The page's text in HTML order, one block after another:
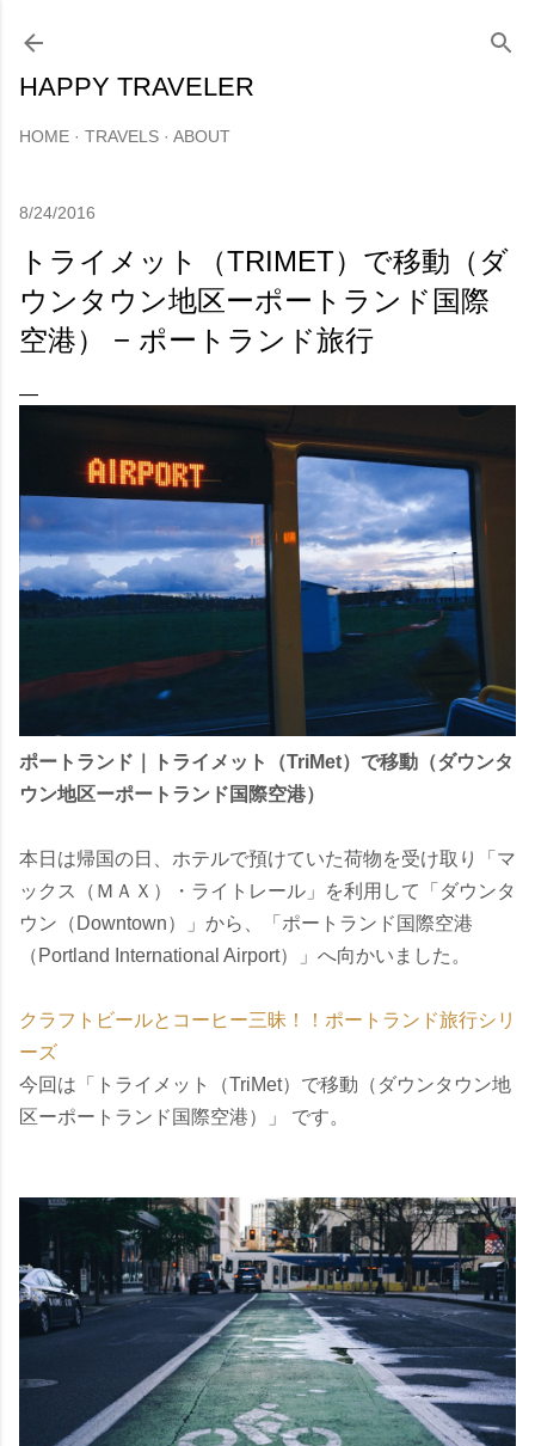
HAPPY TRAVELER
HOME TRAVELS ABOUT
8/24/2016
トライメット（TRIMET）で移動（ダ
ウンタウン地区ーポートランド国際
空港） − ポートランド旅行
ポートランド｜トライメット（TriMet）で移動（ダウンタ
ウン地区ーポートランド国際空港）
本日は帰国の日、ホテルで預けていた荷物を受け取り「マ
ックス（ＭＡＸ）・ライトレール」を利用して「ダウンタ
ウン（Downtown）」から、「ポートランド国際空港
（Portland International Airport）」へ向かいました。
クラフトビールとコーヒー三昧！！ポートランド旅行シリ
ーズ
今回は「トライメット（TriMet）で移動（ダウンタウン地
区ーポートランド国際空港）」 です。